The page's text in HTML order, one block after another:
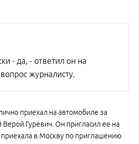
- да, - ответил он на
журналисту.
приехал на автомобиле за
Гуревич. Он пригласил ее на
в Москву по приглашению